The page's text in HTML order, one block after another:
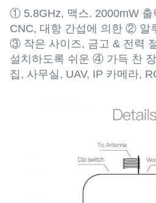
① 5.8GHz, 맥스. 2000mW 출
CNC, 대항 간섭에 의한 ② 알
③ 작은 사이즈, 금고 & 전력
설치하도록 쉬운 ④ 가득 찬
집, 사무실, UAV, IP 카메라,